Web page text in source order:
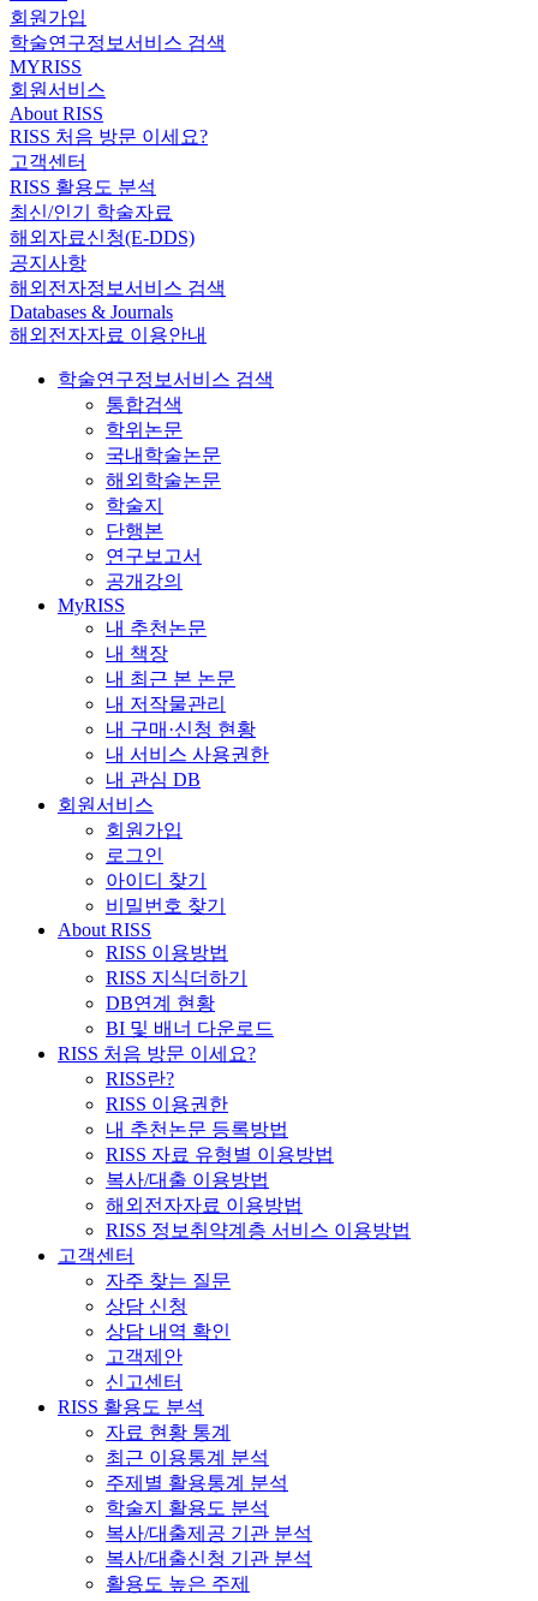
회원가입
학술연구정보서비스 검색
MYRISS
회원서비스
About RISS
RISS 처음 방문 이세요?
고객센터
RISS 활용도 분석
최신/인기 학술자료
해외자료신청(E-DDS)
공지사항
해외전자정보서비스 검색
Databases & Journals
해외전자자료 이용안내
학술연구정보서비스 검색
통합검색
학위논문
국내학술논문
해외학술논문
학술지
단행본
연구보고서
공개강의
MyRISS
내 추천논문
내 책장
내 최근 본 논문
내 저작물관리
내 구매·신청 현황
내 서비스 사용권한
내 관심 DB
회원서비스
회원가입
로그인
아이디 찾기
비밀번호 찾기
About RISS
RISS 이용방법
RISS 지식더하기
DB연계 현황
BI 및 배너 다운로드
RISS 처음 방문 이세요?
RISS란?
RISS 이용권한
내 추천논문 등록방법
RISS 자료 유형별 이용방법
복사/대출 이용방법
해외전자자료 이용방법
RISS 정보취약계층 서비스 이용방법
고객센터
자주 찾는 질문
상담 신청
상담 내역 확인
고객제안
신고센터
RISS 활용도 분석
자료 현황 통계
최근 이용통계 분석
주제별 활용통계 분석
학술지 활용도 분석
복사/대출제공 기관 분석
복사/대출신청 기관 분석
활용도 높은 주제